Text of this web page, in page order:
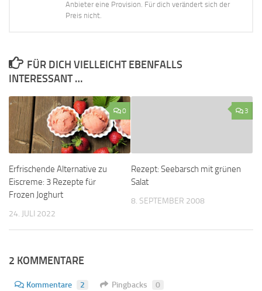
Anbieter eine Provision. Für dich verändert sich der
Preis nicht.
FÜR DICH VIELLEICHT EBENFALLS
INTERESSANT …
0
Erfrischende Alternative zu
Eiscreme: 3 Rezepte für
Frozen Joghurt
24. JULI 2022
3
Rezept: Seebarsch mit grünen
Salat
8. SEPTEMBER 2008
2 KOMMENTARE
Kommentare 2 Pingbacks 0